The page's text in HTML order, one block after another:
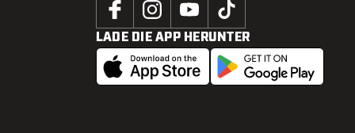
LADE DIE APP HERUNTER